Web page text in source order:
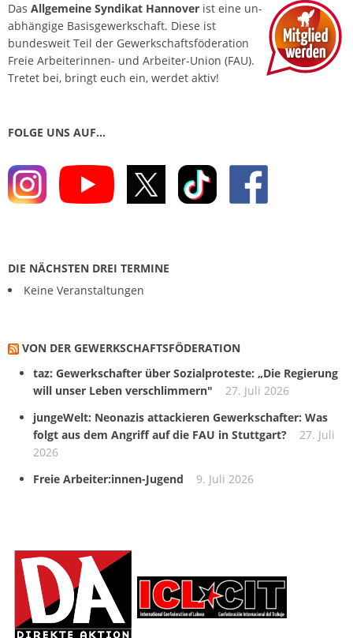
N
a
v
i
a
i
o
Das Allgemeine Syndikat Hannover ist eine un­
abhängige Basis­gewerkschaft. Diese ist
bundesweit Teil der Gewerkschafts­föderation
Freie Arbeiterinnen- und Arbeiter-Union (FAU).
Tretet bei, bringt euch ein, werdet aktiv!
FOLGE UNS AUF…
DIE NÄCHSTEN DREI TERMINE
Keine Veranstaltungen
VON DER GEWERKSCHAFTS­FÖDERATION
taz: Gewerkschafter über Sozialproteste: „Die Regierung
will unser Leben verschlimmern"
27. Juli 2026
jungeWelt: Neonazis attackieren Gewerkschafter: Was
folgt aus dem Angriff auf die FAU in Stuttgart?
27. Juli
2026
Freie Arbeiter:innen-Jugend
9. Juli 2026